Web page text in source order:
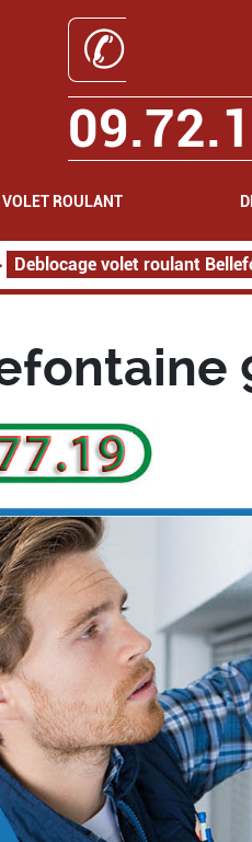
✆
VOLET ROULANT
Deblocage volet roulant